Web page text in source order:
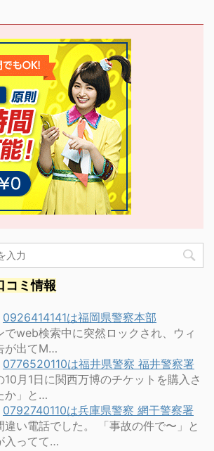
コミ情報
0926414141は福岡県警察本部
でweb検索中に突然ロックされ、ウィ
が出てM…
0776520110は福井県警察 福井警察署
10月1日に関西万博のチケットを購入さ
か」と…
0792740110は兵庫県警察 網干警察署
違い電話でした。 「事故の件で〜」と
入ってて…